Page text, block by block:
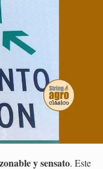
y sensato. Este